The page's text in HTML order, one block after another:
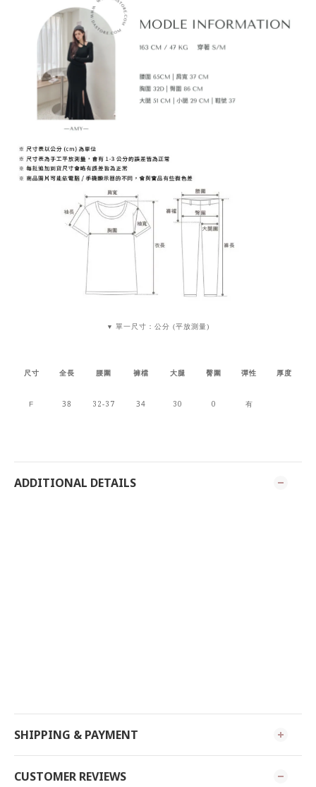
▼ 單一尺寸：公分 (平放測量)
尺寸 全長 腰圍 褲檔 大腿 臀圍 彈性 厚度
F 38 32-37 34 30 0 有
ADDITIONAL DETAILS
SHIPPING & PAYMENT
CUSTOMER REVIEWS